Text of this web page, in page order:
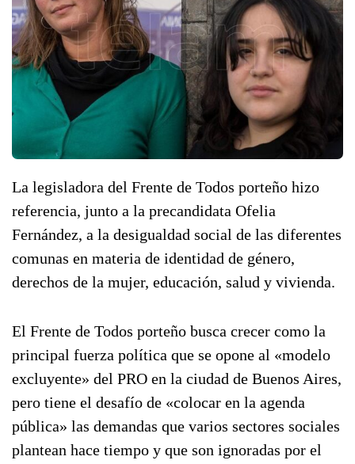
La legisladora del Frente de Todos porteño hizo
referencia, junto a la precandidata Ofelia
Fernández, a la desigualdad social de las diferentes
comunas en materia de identidad de género,
derechos de la mujer, educación, salud y vivienda.
El Frente de Todos porteño busca crecer como la
principal fuerza política que se opone al «modelo
excluyente» del PRO en la ciudad de Buenos Aires,
pero tiene el desafío de «colocar en la agenda
pública» las demandas que varios sectores sociales
plantean hace tiempo y que son ignoradas por el